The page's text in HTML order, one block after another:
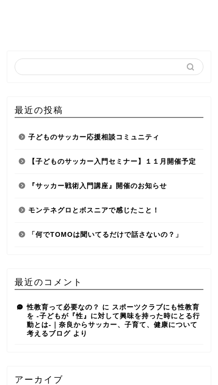
最近の投稿
子どものサッカー応援相談コミュニティ
【子どものサッカー入門セミナー】１１月開催予定
『サッカー戦術入門講座』開催のお知らせ
モンテネグロとボスニアで感じたこと！
「何でTOMOは聞いてるだけで話さないの？」
最近のコメント
性教育って必要なの？ に スポーツクラブにも性教育
を -子どもが『性』に対して興味を持った時にとる行
動とは-｜奈良からサッカー、子育て、健康について
考えるブログ より
アーカイブ